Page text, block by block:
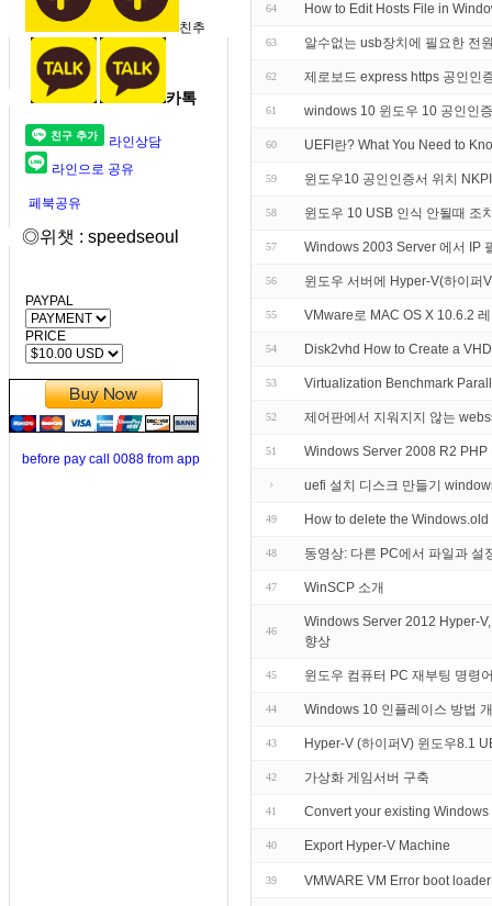
친추
카톡
라인상담
라인으로 공유
페북공유
◎위챗 : speedseoul
PAYPAL
PRICE
before pay call 0088 from app
64 How to Edit Hosts File in
63 알수없는 usb장치에 필요한 전
62 제로보드 express https 공인인
61 windows 10 윈도우 10 공인인
60 UEFI란? What You Need to
59 윈도우10 공인인증서 위치
58 윈도우 10 USB 인식 안될때 조
57 Windows 2003 Server 에서 IP
56 윈도우 서버에 Hyper-V(하이퍼
55 VMware로 MAC OS X 10.6.2
54 Disk2vhd How to Create a
53 Virtualization Benchmark
52 제어판에서 지워지지 않는
51 Windows Server 2008 R2 PHP
uefi 설치 디스크 만들기
49 How to delete the
48 동영상: 다른 PC에서 파일과 설
47 WinSCP 소개
46
Windows Server 2012 Hyper-
향상
45 윈도우 컴퓨터 PC 재부팅 명령
44 Windows 10 인플레이스 방법
43 Hyper-V (하이퍼V) 윈도우8.1
42 가상화 게임서버 구축
41 Convert your existing
40 Export Hyper-V Machine
39 VMWARE VM Error boot